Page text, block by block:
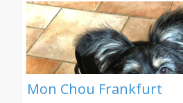
Mon Chou Frankfurt